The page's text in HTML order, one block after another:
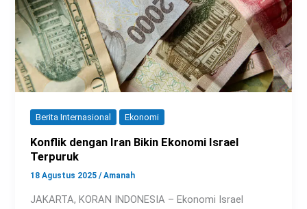
Berita Internasional Ekonomi
Konflik dengan Iran Bikin Ekonomi Israel
Terpuruk
18 Agustus 2025/Amanah
JAKARTA, KORAN INDONESIA – Ekonomi Israel